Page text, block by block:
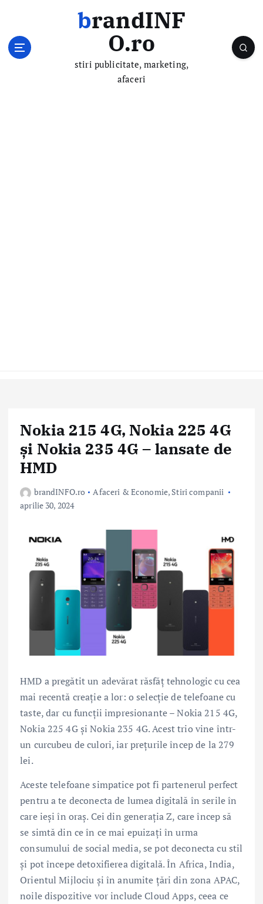
brandINF
O.ro
stiri publicitate, marketing,
afaceri
Nokia 215 4G, Nokia 225 4G
și Nokia 235 4G – lansate de
HMD
brandINFO.ro Afaceri & Economie, Stiri companii
aprilie 30, 2024
HMD a pregătit un adevărat răsfăț tehnologic cu cea
mai recentă creație a lor: o selecție de telefoane cu
taste, dar cu funcții impresionante – Nokia 215 4G,
Nokia 225 4G și Nokia 235 4G. Acest trio vine într-
un curcubeu de culori, iar prețurile încep de la 279
lei.
Aceste telefoane simpatice pot fi partenerul perfect
pentru a te deconecta de lumea digitală în serile în
care ieși în oraș. Cei din generația Z, care încep să
se simtă din ce în ce mai epuizați în urma
consumului de social media, se pot deconecta cu stil
și pot începe detoxifierea digitală. În Africa, India,
Orientul Mijlociu și în anumite țări din zona APAC,
noile dispozitive vor include Cloud Apps, ceea ce